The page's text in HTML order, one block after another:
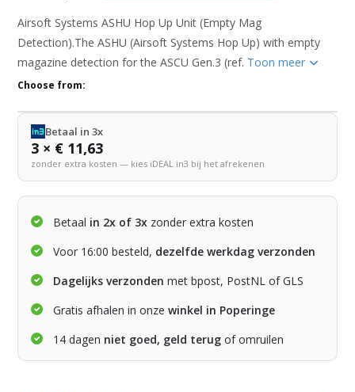
Airsoft Systems ASHU Hop Up Unit (Empty Mag
Detection).The ASHU (Airsoft Systems Hop Up) with empty
magazine detection for the ASCU Gen.3 (ref. Toon meer
Choose from:
Betaal in 3x
3 × € 11,63
zonder extra kosten — kies iDEAL in3 bij het afrekenen
Betaal in 2x of 3x zonder extra kosten
Voor 16:00 besteld, dezelfde werkdag verzonden
Dagelijks verzonden met bpost, PostNL of GLS
Gratis afhalen in onzewinkel in Poperinge
14 dagen niet goed, geld terug of omruilen